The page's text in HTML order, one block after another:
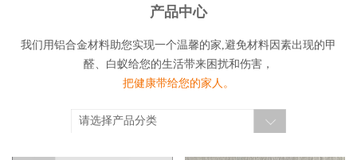
产品中心
我们用铝合金材料助您实现一个温馨的家,避免材料因素出现的甲
醛、白蚁给您的生活带来困扰和伤害，
把健康带给您的家人。
请选择产品分类